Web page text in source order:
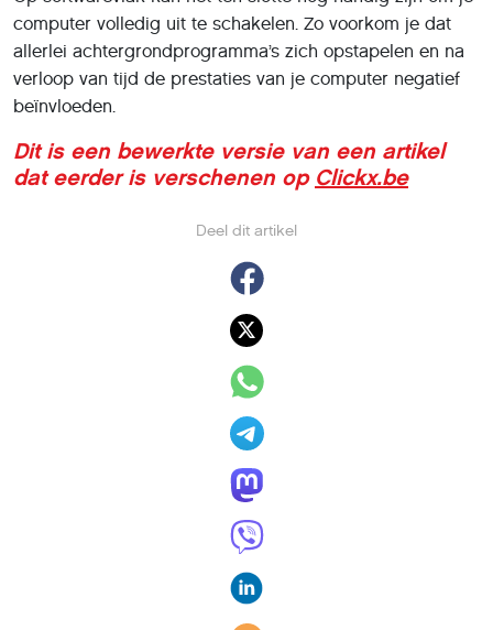
Deel dit artikel
computer volledig uit te schakelen. Zo voorkom je dat
allerlei achtergrondprogramma’s zich opstapelen en na
verloop van tijd de prestaties van je computer negatief
beïnvloeden.
Dit is een bewerkte versie van een artikel
dat eerder is verschenen op Clickx.be